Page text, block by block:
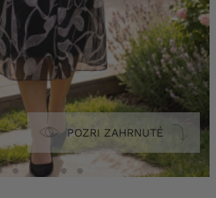
POZRI ZAHRNUTÉ